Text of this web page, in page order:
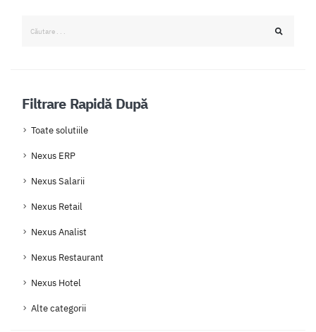
Filtrare Rapidă După
Toate solutiile
Nexus ERP
Nexus Salarii
Nexus Retail
Nexus Analist
Nexus Restaurant
Nexus Hotel
Alte categorii